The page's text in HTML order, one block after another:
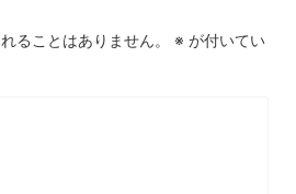
ることはありません。 ※ が付いてい